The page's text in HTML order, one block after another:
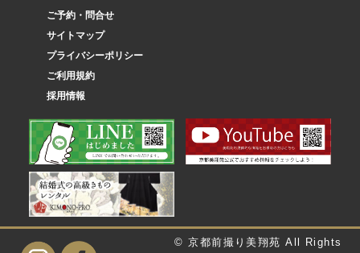
ご予約・問合せ
サイトマップ
プライバシーポリシー
ご利用規約
採用情報
© 京都前撮り美翔苑 All Rights